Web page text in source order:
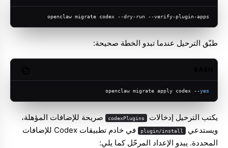
openclaw migrate codex --dry-run --verify-plugin-apps
طبّق الترحيل عندما تبدو الخطة صحيحة:
openclaw migrate apply codex --yes
يكتب الترحيل إدخالات codexPlugins صريحة للإضافات المؤهلة،
ويستدعي
plugin/install
في خادم تطبيقات Codex للإضافات
المحددة. يبدو الإعداد المرحّل كما يلي: